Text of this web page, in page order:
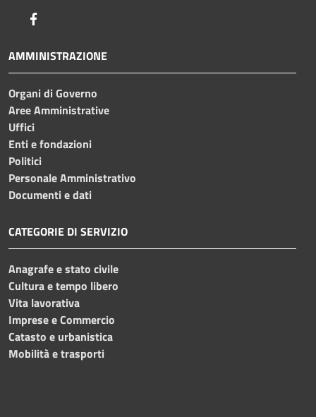
AMMINISTRAZIONE
Organi di Governo
Aree Amministrative
Uffici
Enti e fondazioni
Politici
Personale Amministrativo
Documenti e dati
CATEGORIE DI SERVIZIO
Anagrafe e stato civile
Cultura e tempo libero
Vita lavorativa
Imprese e Commercio
Catasto e urbanistica
Mobilità e trasporti